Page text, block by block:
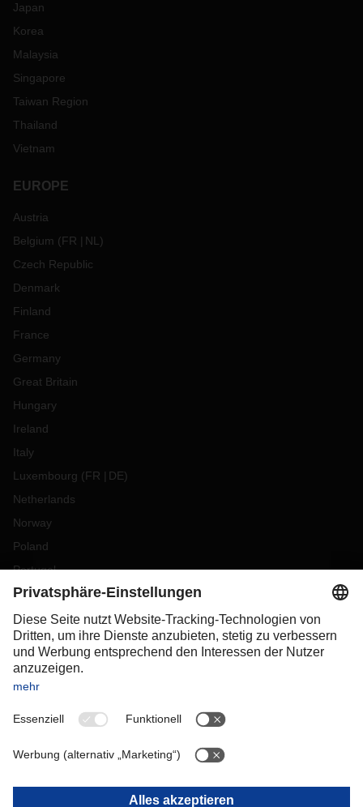
Japan
Korea
Malaysia
Singapore
Taiwan Region
Thailand
Vietnam
EUROPE
Austria
Belgium (FR NL )
Czech Republic
Denmark
Finland
France
Germany
Great Britain
Hungary
Ireland
Italy
Luxembourg (FR DE)
Netherlands
Norway
Poland
Portugal
Romania
Slovakia
Spain
Sweden
Switzerland
OCEANIA